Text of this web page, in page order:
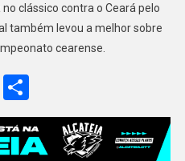
clássico contra o Ceará pelo
também levou a melhor sobre
cearense.
Share